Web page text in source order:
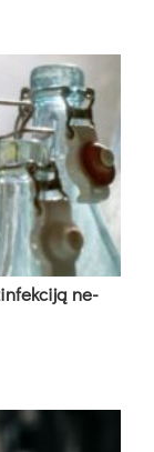
ne­